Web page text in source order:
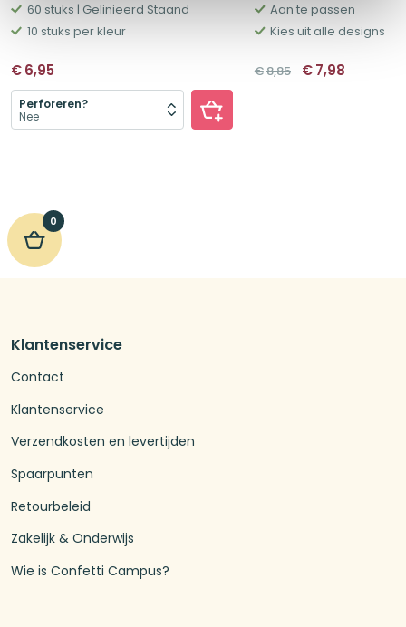
60 stuks | Gelinieerd Staand
10 stuks per kleur
€6,95
Perforeren?
Aan te passen
Kies uit alle designs
€8,85 prijs
€7,98
0
Klantenservice
Contact
Klantenservice
Verzendkosten en levertijden
Spaarpunten
Retourbeleid
Zakelijk & Onderwijs
Wie is Confetti Campus?